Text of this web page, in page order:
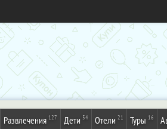
Развлечения 127 Дети 54 Отели 21 Туры 16